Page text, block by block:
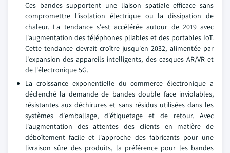
Ces bandes supportent une liaison spatiale efficace sans
compromettre l'isolation électrique ou la dissipation de
chaleur. La tendance s'est accélérée autour de 2019 avec
l'augmentation des téléphones pliables et des portables IoT.
Cette tendance devrait croître jusqu'en 2032, alimentée par
l'expansion des appareils intelligents, des casques AR/VR et
de l'électronique 5G.
La croissance exponentielle du commerce électronique a
déclenché la demande de bandes double face inviolables,
résistantes aux déchirures et sans résidus utilisées dans les
systèmes d'emballage, d'étiquetage et de retour. Avec
l'augmentation des attentes des clients en matière de
déboîtement facile et l'approche des fabricants pour une
livraison sûre des produits, la préférence pour les bandes